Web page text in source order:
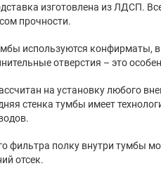
прочности.
есть дополнительные отверстия –
и проводов.
в соседний отсек.